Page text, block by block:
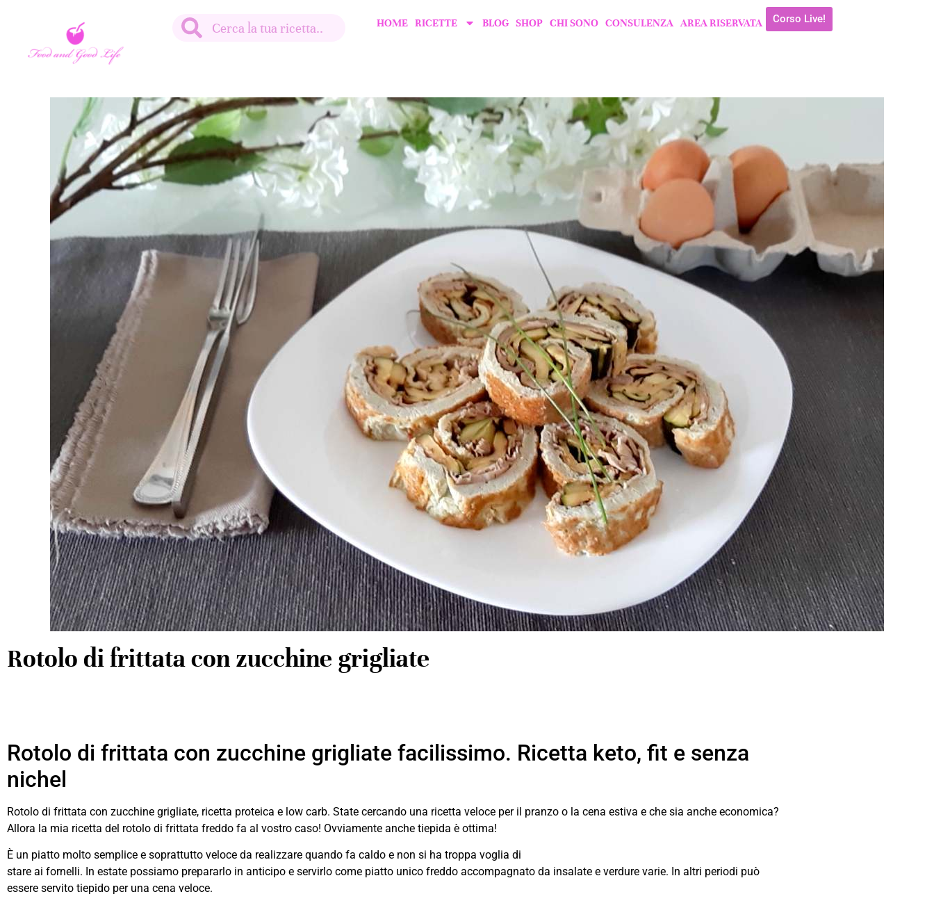
HOME RICETTE BLOG SHOP CHI SONO CONSULENZA AREA RISERVATA Corso Live!
Rotolo di frittata con zucchine grigliate
Rotolo di frittata con zucchine grigliate facilissimo. Ricetta keto, fit e senza
nichel
Rotolo di frittata con zucchine grigliate, ricetta proteica e low carb. State cercando una ricetta veloce per il pranzo o la cena estiva e che sia anche economica?
Allora la mia ricetta del rotolo di frittata freddo fa al vostro caso! Ovviamente anche tiepida è ottima!
È un piatto molto semplice e soprattutto veloce da realizzare quando fa caldo e non si ha troppa voglia di
stare ai fornelli. In estate possiamo prepararlo in anticipo e servirlo come piatto unico freddo accompagnato da insalate e verdure varie. In altri periodi può
essere servito tiepido per una cena veloce.